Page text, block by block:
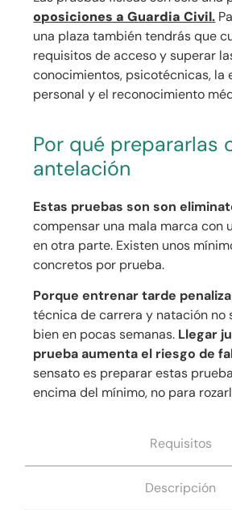
Requisitos
Descripción
oposiciones a Guardia Civil.
una plaza también tendrás que
requisitos de acceso y superar
conocimientos, psicotécnicas, la
personal y el reconocimiento
Por qué prepararlas
antelación
Estas pruebas son son
compensar una mala marca con
en otra parte. Existen unos
concretos por prueba.
Porque entrenar tarde
técnica de carrera y natación no
bien en pocas semanas. Llegar
prueba aumenta el riesgo de
sensato es preparar estas
encima del mínimo, no para